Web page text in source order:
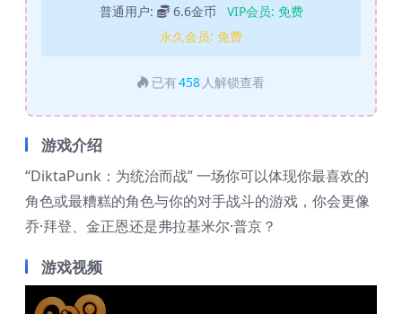
普通用户: 6.6金币 VIP会员: 免费
永久会员: 免费
已有458 人解锁查看
游戏介绍
“DiktaPunk：为统治而战” 一场你可以体现你最喜欢的
角色或最糟糕的角色与你的对手战斗的游戏，你会更像
乔·拜登、金正恩还是弗拉基米尔·普京？
游戏视频